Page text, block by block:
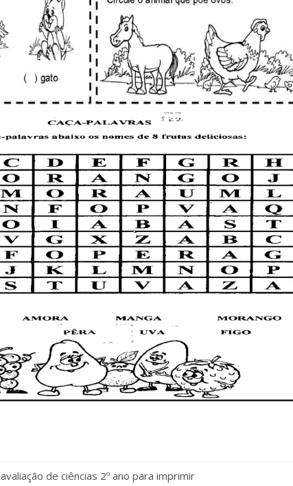
avaliação de ciências 2º ano para imprimir